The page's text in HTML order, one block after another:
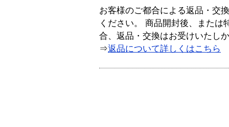
お客様のご都合による返品・交
ください。 商品開封後、または
合、返品・交換はお受けいたし
⇒返品について詳しくはこちら